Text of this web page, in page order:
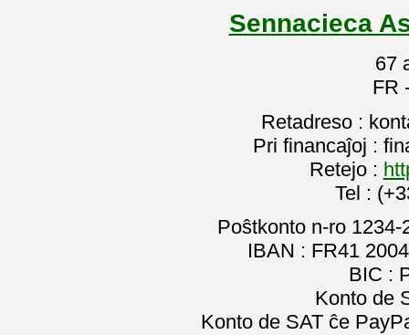
Sennacieca
67
FR
Retadreso :
Pri financaĵoj :
Retejo :
Tel :
Poŝtkonto n-ro
IBAN : FR41
BIC :
Konto de
Konto de SAT ĉe